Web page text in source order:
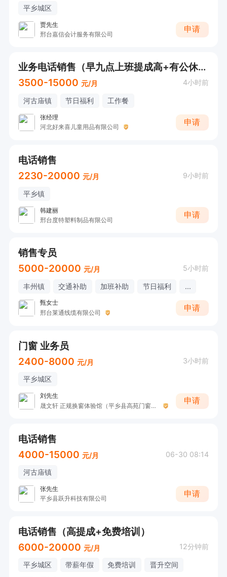
平乡城区
贾先生
邢台嘉信会计服务有限公司
申请
业务电话销售（早九点上班提成高+有公休+管吃）
3500-15000 元/月 4小时前
河古庙镇 节日福利 工作餐
张经理
河北好来喜儿童用品有限公司
申请
电话销售
2230-20000 元/月 9小时前
平乡镇
韩建丽
邢台度特塑料制品有限公司
申请
销售专员
5000-20000 元/月 5小时前
丰州镇 交通补助 加班补助 节日福利 ...
甄女士
邢台莱通线缆有限公司
申请
门窗 业务员
2400-8000 元/月 3小时前
平乡城区
刘先生
晟文轩 正规换窗体验馆（平乡县高苑门窗厂）
申请
电话销售
4000-15000 元/月 06-30 08:14
河古庙镇
张先生
平乡县跃升科技有限公司
申请
电话销售（高提成+免费培训）
6000-20000 元/月 12分钟前
平乡城区 带薪年假 免费培训 晋升空间